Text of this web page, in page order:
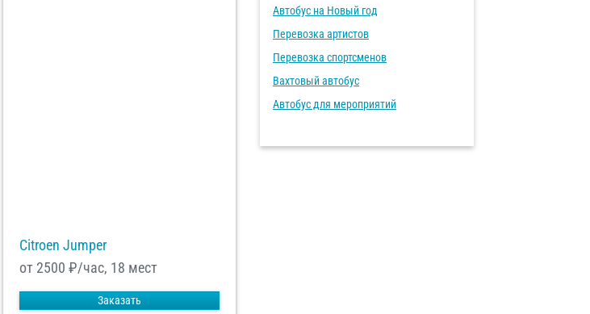
Citroen Jumper
от 2500 ₽/час, 18 мест
Заказать
Автобус на Новый год
Перевозка артистов
Перевозка спортсменов
Вахтовый автобус
Автобус для мероприятий